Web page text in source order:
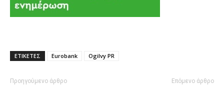
ΕΤΙΚΕΤΕΣ Eurobank Ogilvy PR
Προηγούμενο άρθρο Επόμενο άρθρο